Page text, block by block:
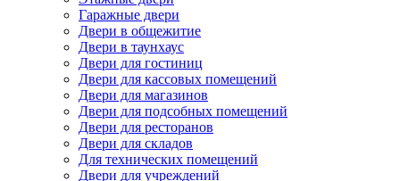
Гаражные двери
Двери в общежитие
Двери в таунхаус
Двери для гостиниц
Двери для кассовых помещений
Двери для магазинов
Двери для подсобных помещений
Двери для ресторанов
Двери для складов
Для технических помещений
Двери для учреждений